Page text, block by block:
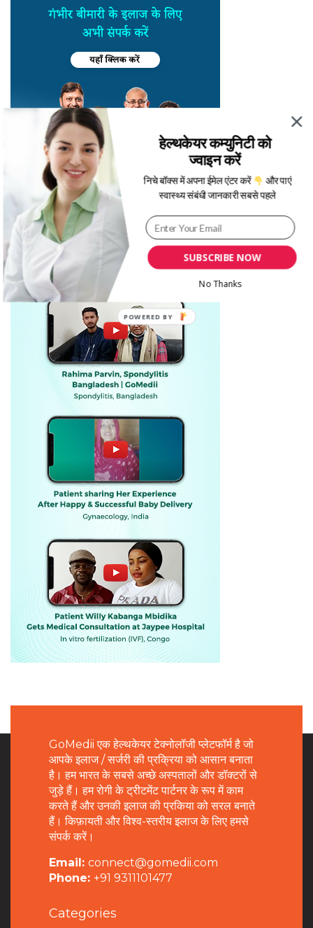
GoMedii एक हेल्थकेयर टेक्नोलॉजी प्लेटफॉर्म है जो
आपके इलाज / सर्जरी की प्रक्रिया को आसान बनाता
है। हम भारत के सबसे अच्छे अस्पतालों और डॉक्टरों से
जुड़े हैं। हम रोगी के ट्रीटमेंट पार्टनर के रूप में काम
करते हैं और उनकी इलाज की प्रकिया को सरल बनाते
हैं। किफ़ायती और विश्व-स्तरीय इलाज के लिए हमसे
संपर्क करें।
Email: connect@gomedii.com
Phone: +91 9311101477
Categories
SUBSCRIBE NOW
हेल्थकेयर कम्युनिटी को
ज्वाइन करें
निचे बॉक्स में अपना ईमेल एंटर करें
और पाएं
स्वास्थ्य संबंधी जानकारी सबसे पहले
No Thanks
POWERED BY